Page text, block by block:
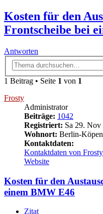
Kosten für den
Frontscheibe bei
Antworten
1 Beitrag • Seite 1 von 1
Frosty
Administrator
Beiträge: 1042
Registriert: Sa 29.
Wohnort: Berlin-
Kontaktdaten:
Kontaktdaten von Frosty
Website
Kosten für den
einem BMW E46
Zitat